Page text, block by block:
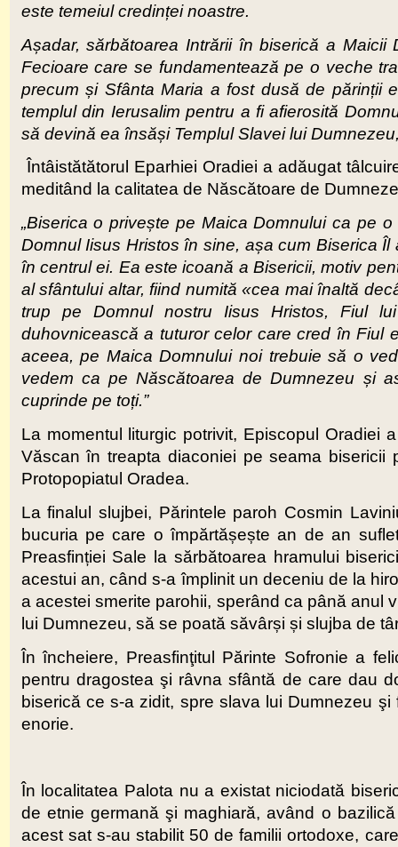
este temeiul credinței noastre.
Așadar, sărbătoarea Intrării în biserică a
Fecioare care se fundamentează pe o veche
precum și Sfânta Maria a fost dusă de părinții
templul din Ierusalim pentru a fi afierosită
să devină ea însăși Templul Slavei lui
Întâistătătorul Eparhiei Oradiei a adăugat
meditând la calitatea de Născătoare de
„Biserica o privește pe Maica Domnului ca pe
Domnul Iisus Hristos în sine, așa cum Biserica
în centrul ei. Ea este icoană a Bisericii, motiv
al sfântului altar, fiind numită «cea mai înaltă
trup pe Domnul nostru Iisus Hristos, Fiul
duhovnicească a tuturor celor care cred în Fiul
aceea, pe Maica Domnului noi trebuie să o
vedem ca pe Născătoarea de Dumnezeu și
cuprinde pe toți.”
La momentul liturgic potrivit, Episcopul Oradiei
Văscan în treapta diaconiei pe seama bisericii
Protopopiatul Oradea.
La finalul slujbei, Părintele paroh Cosmin
bucuria pe care o împărtășește an de an
Preasfinției Sale la sărbătoarea hramului
acestui an, când s-a împlinit un deceniu de la
a acestei smerite parohii, sperând ca până anul
lui Dumnezeu, să se poată săvârși și slujba de
În încheiere, Preasfinţitul Părinte Sofronie a
pentru dragostea şi râvna sfântă de care dau
biserică ce s-a zidit, spre slava lui Dumnezeu
enorie.
În localitatea Palota nu a existat niciodată
de etnie germană şi maghiară, având o
acest sat s-au stabilit 50 de familii ortodoxe,